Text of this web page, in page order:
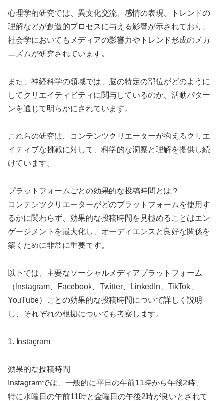
心理学的研究では、異文化交流、感情の表現、トレンドの
理解などが創造的プロセスに与える影響が示されており、
社会学においてもメディアの影響力やトレンド形成のメカ
ニズムが研究されています。
また、神経科学の領域では、脳の特定の部位がどのように
してクリエイティビティに関与しているのか、活動パター
ンを通じて明らかにされています。
これらの研究は、コンテンツクリエーターが抱えるクリエ
イティブな挑戦に対して、科学的な洞察と理解を提供し続
けています。
プラットフォームごとの効果的な投稿時間とは？
コンテンツクリエーターがどのプラットフォームを使用す
るかに関わらず、効果的な投稿時間を見極めることはエン
ゲージメントを最大化し、オーディエンスと良好な関係を
築くために非常に重要です。
以下では、主要なソーシャルメディアプラットフォーム
（Instagram、Facebook、Twitter、LinkedIn、TikTok、
YouTube）ごとの効果的な投稿時間について詳しく説明
し、それぞれの根拠についても考察します。
1. Instagram
効果的な投稿時間
Instagramでは、一般的に平日の午前11時から午後2時、
特に水曜日の午前11時と金曜日の午後2時が良いとされて